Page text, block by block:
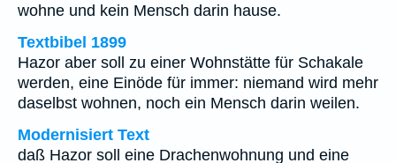
wohne und kein Mensch darin hause.
Textbibel 1899
Hazor aber soll zu einer Wohnstätte für Schakale
werden, eine Einöde für immer: niemand wird mehr
daselbst wohnen, noch ein Mensch darin weilen.
Modernisiert Text
daß Hazor soll eine Drachenwohnung und eine